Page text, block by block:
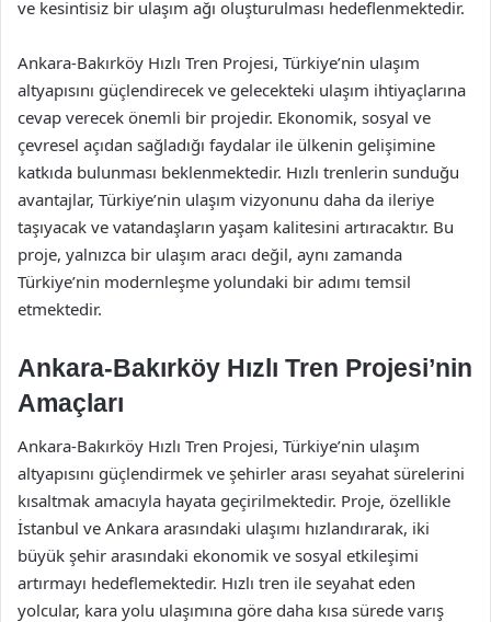
ve kesintisiz bir ulaşım ağı oluşturulması hedeflenmektedir.
Ankara-Bakırköy Hızlı Tren Projesi, Türkiye’nin ulaşım
altyapısını güçlendirecek ve gelecekteki ulaşım ihtiyaçlarına
cevap verecek önemli bir projedir. Ekonomik, sosyal ve
çevresel açıdan sağladığı faydalar ile ülkenin gelişimine
katkıda bulunması beklenmektedir. Hızlı trenlerin sunduğu
avantajlar, Türkiye’nin ulaşım vizyonunu daha da ileriye
taşıyacak ve vatandaşların yaşam kalitesini artıracaktır. Bu
proje, yalnızca bir ulaşım aracı değil, aynı zamanda
Türkiye’nin modernleşme yolundaki bir adımı temsil
etmektedir.
Ankara-Bakırköy Hızlı Tren Projesi’nin
Amaçları
Ankara-Bakırköy Hızlı Tren Projesi, Türkiye’nin ulaşım
altyapısını güçlendirmek ve şehirler arası seyahat sürelerini
kısaltmak amacıyla hayata geçirilmektedir. Proje, özellikle
İstanbul ve Ankara arasındaki ulaşımı hızlandırarak, iki
büyük şehir arasındaki ekonomik ve sosyal etkileşimi
artırmayı hedeflemektedir. Hızlı tren ile seyahat eden
yolcular, kara yolu ulaşımına göre daha kısa sürede varış